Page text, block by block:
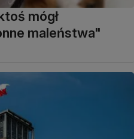
mógł
maleństwa"